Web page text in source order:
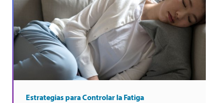
Estrategias para Controlar la Fatiga